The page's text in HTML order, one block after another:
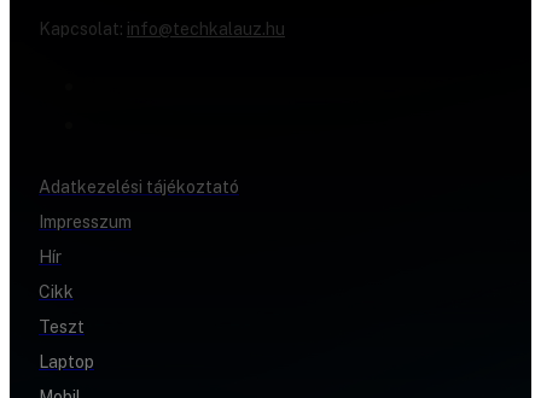
Kapcsolat: info@techkalauz.hu
Adatkezelési tájékoztató
Impresszum
Hír
Cikk
Teszt
Laptop